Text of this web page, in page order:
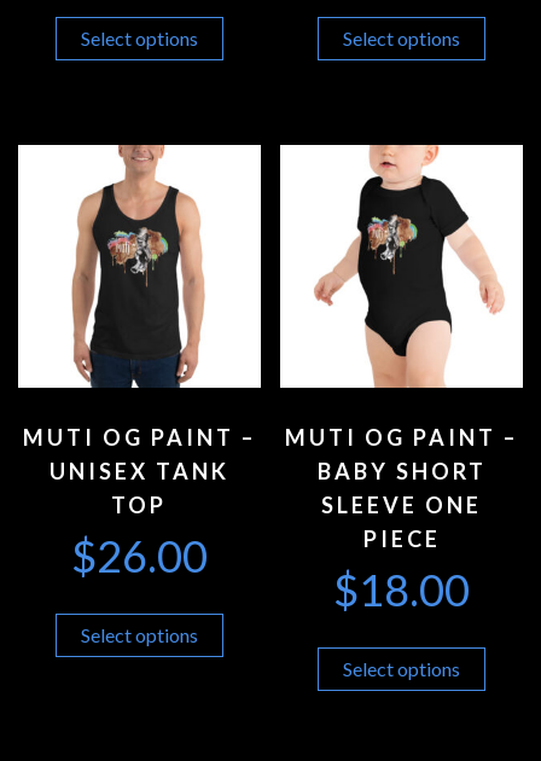
Select options Select options
MUTI OG PAINT –
UNISEX TANK
TOP
$26.00
Select options
MUTI OG PAINT –
BABY SHORT
SLEEVE ONE
PIECE
$18.00
Select options